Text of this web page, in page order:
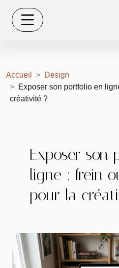
Accueil
Design
Exposer son portfolio en
créativité ?
Exposer son
ligne : frein
pour la